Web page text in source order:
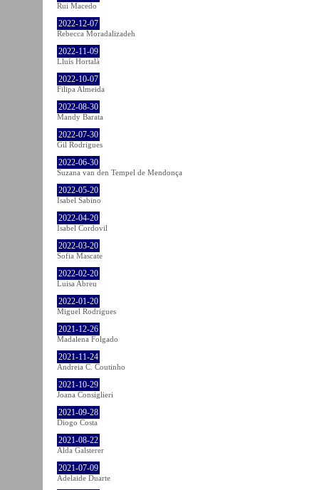
Rui Macedo
2022-12-07
Rebecca Moradalizadeh
2022-11-09
Lluís Hortalà
2022-10-07
Filipa Almeida
2022-08-30
Mandy Barata
2022-07-30
Gil Rodrigues
2022-06-30
Suzana van den Tempel de Mendonça
2022-05-20
Isabel Sabino
2022-04-20
Isabel Cordovil
2022-03-20
Sofia Mascate
2022-02-20
Luisa Abreu
2022-01-20
Miguel Rodrigues
2021-12-26
Madalena Folgado
2021-11-24
Andreia C. Coutinho
2021-10-29
Joana Consiglieri
2021-09-28
Diogo Costa
2021-08-22
Alda Galsterer
2021-07-09
Adelaide Duarte